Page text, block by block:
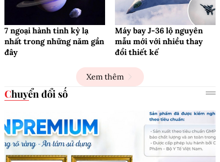
7 ngoại hành tinh kỳ lạ
nhất trong những năm gần
đây
Máy bay J-36 lộ nguyên
mẫu mới với nhiều thay
đổi thiết kế
Xem thêm
Chuyển đổi số